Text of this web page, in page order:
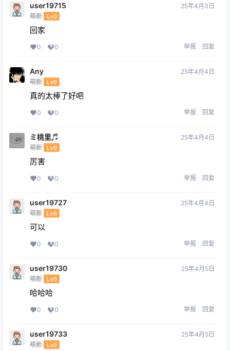
user19715
萌新 Lv0
25年4月3日
回家
0 0 举报 回复
Any
萌新 Lv0
25年4月4日
真的太棒了好吧
0 0 举报 回复
ミ桃里♬
萌新 Lv0
25年4月4日
厉害
0 0 举报 回复
user19727
萌新 Lv0
25年4月4日
可以
0 0 举报 回复
user19730
萌新 Lv0
25年4月5日
哈哈哈
0 0 举报 回复
user19733
萌新 Lv0
25年4月5日